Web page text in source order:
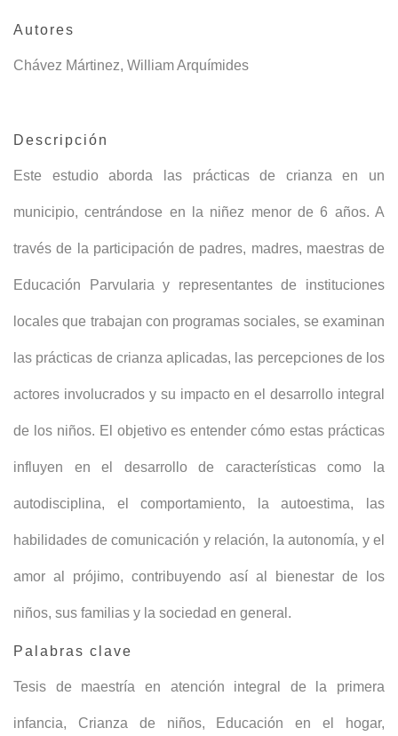
Autores
Chávez Mártinez, William Arquímides
Descripción
Este estudio aborda las prácticas de crianza en un
municipio, centrándose en la niñez menor de 6 años. A
través de la participación de padres, madres, maestras de
Educación Parvularia y representantes de instituciones
locales que trabajan con programas sociales, se examinan
las prácticas de crianza aplicadas, las percepciones de los
actores involucrados y su impacto en el desarrollo integral
de los niños. El objetivo es entender cómo estas prácticas
influyen en el desarrollo de características como la
autodisciplina, el comportamiento, la autoestima, las
habilidades de comunicación y relación, la autonomía, y el
amor al prójimo, contribuyendo así al bienestar de los
niños, sus familias y la sociedad en general.
Palabras clave
Tesis de maestría en atención integral de la primera
infancia, Crianza de niños, Educación en el hogar,